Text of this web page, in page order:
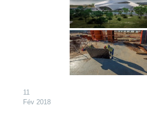
11
Fév 2018